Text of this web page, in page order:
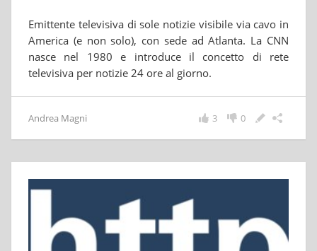
Emittente televisiva di sole notizie visibile via cavo in
America (e non solo), con sede ad Atlanta. La CNN
nasce nel 1980 e introduce il concetto di rete
televisiva per notizie 24 ore al giorno.
Andrea Magni 0
3